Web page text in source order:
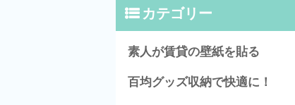
カテゴリー
素人が賃貸の壁紙を貼る
百均グッズ収納で快適に！